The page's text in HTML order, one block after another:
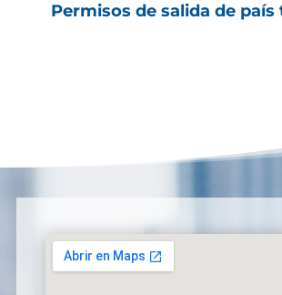
Permisos de salida de